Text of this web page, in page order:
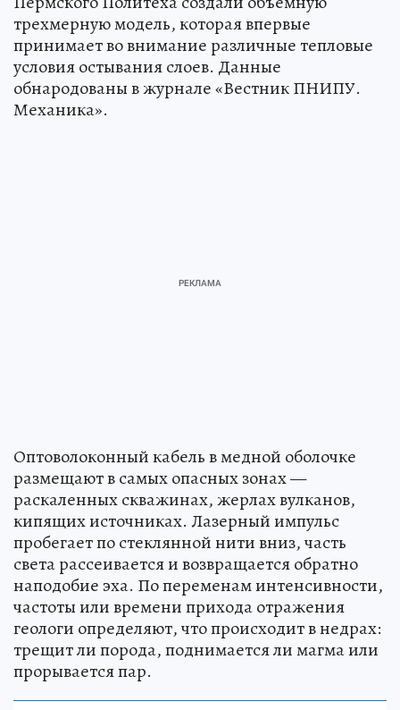
трехмерную модель, которая впервые
принимает во внимание различные тепловые
условия остывания слоев. Данные
обнародованы в журнале «Вестник ПНИПУ.
Механика».
Оптоволоконный кабель в медной оболочке
размещают в самых опасных зонах —
раскаленных скважинах, жерлах вулканов,
кипящих источниках. Лазерный импульс
пробегает по стеклянной нити вниз, часть
света рассеивается и возвращается обратно
наподобие эха. По переменам интенсивности,
частоты или времени прихода отражения
геологи определяют, что происходит в недрах:
трещит ли порода, поднимается ли магма или
прорывается пар.